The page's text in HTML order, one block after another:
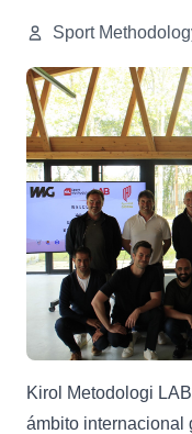
Sport
Kirol Metodologi
ámbito internacional